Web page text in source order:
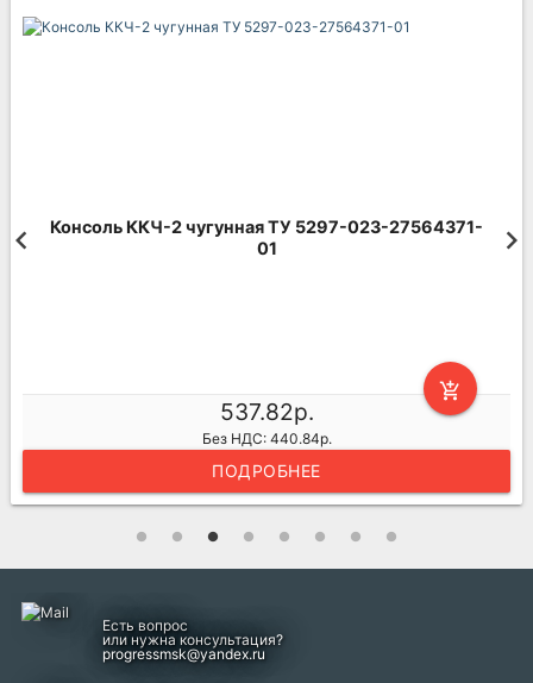
Консоль ККЧ-3 чугунная ТУ 5297-023-
Без НДС: 625.95р.
ПОДРОБНЕЕ
Есть вопрос
или нужна консультация?
progressmsk@yandex.ru